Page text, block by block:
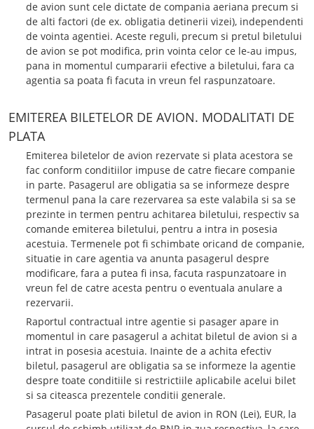
de avion sunt cele dictate de compania aeriana precum si
de alti factori (de ex. obligatia detinerii vizei), independenti
de vointa agentiei. Aceste reguli, precum si pretul biletului
de avion se pot modifica, prin vointa celor ce le-au impus,
pana in momentul cumpararii efective a biletului, fara ca
agentia sa poata fi facuta in vreun fel raspunzatoare.
EMITEREA BILETELOR DE AVION. MODALITATI DE
PLATA
Emiterea biletelor de avion rezervate si plata acestora se
fac conform conditiilor impuse de catre fiecare companie
in parte. Pasagerul are obligatia sa se informeze despre
termenul pana la care rezervarea sa este valabila si sa se
prezinte in termen pentru achitarea biletului, respectiv sa
comande emiterea biletului, pentru a intra in posesia
acestuia. Termenele pot fi schimbate oricand de companie,
situatie in care agentia va anunta pasagerul despre
modificare, fara a putea fi insa, facuta raspunzatoare in
vreun fel de catre acesta pentru o eventuala anulare a
rezervarii.
Raportul contractual intre agentie si pasager apare in
momentul in care pasagerul a achitat biletul de avion si a
intrat in posesia acestuia. Inainte de a achita efectiv
biletul, pasagerul are obligatia sa se informeze la agentie
despre toate conditiile si restrictiile aplicabile acelui bilet
si sa citeasca prezentele conditii generale.
Pasagerul poate plati biletul de avion in RON (Lei), EUR, la